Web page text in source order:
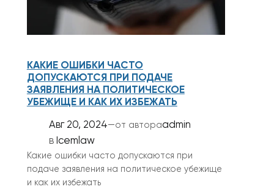
КАКИЕ ОШИБКИ ЧАСТО
ДОПУСКАЮТСЯ ПРИ ПОДАЧЕ
ЗАЯВЛЕНИЯ НА ПОЛИТИЧЕСКОЕ
УБЕЖИЩЕ И КАК ИХ ИЗБЕЖАТЬ
Авг 20, 2024—от автораadmin
в Icemlaw
Какие ошибки часто допускаются при
подаче заявления на политическое убежище
и как их избежать